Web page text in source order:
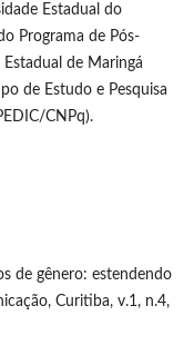
Estadual do
Programa de Pós-
de Maringá
de Estudo e Pesquisa
CNPq).
de gênero: estendendo
Curitiba, v.1, n.4,